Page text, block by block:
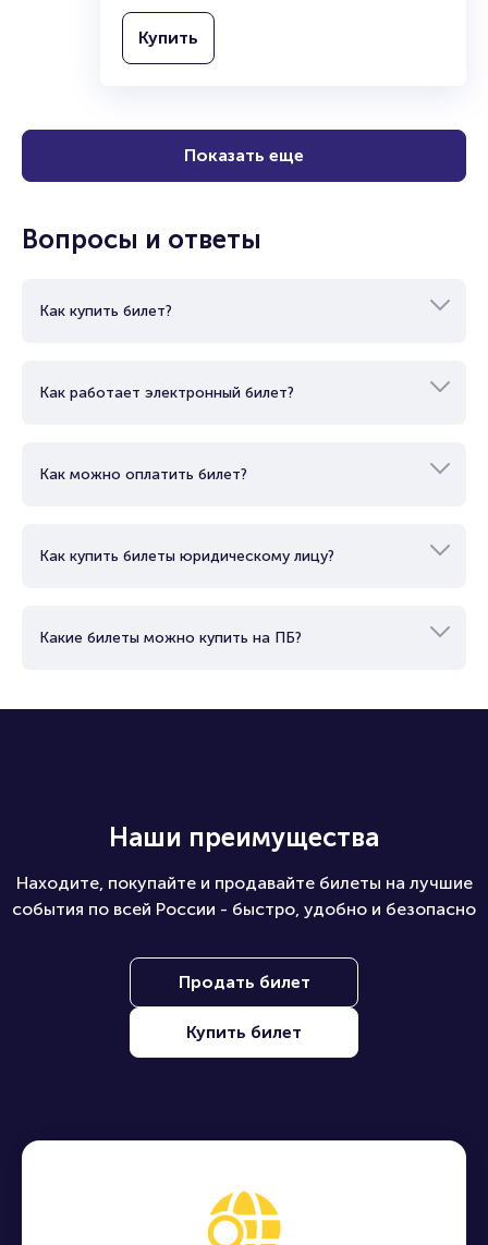
Купить
Показать еще
Вопросы и ответы
Как купить билет?
Как работает электронный билет?
Как можно оплатить билет?
Как купить билеты юридическому лицу?
Какие билеты можно купить на ПБ?
Наши преимущества
Находите, покупайте и продавайте билеты на лучшие
события по всей России - быстро, удобно и безопасно
Продать билет
Купить билет